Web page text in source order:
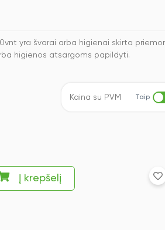
yra švarai arba higienai skirta
higienos atsargoms papildyti.
Kaina su PVM Taip
Į krepšelį